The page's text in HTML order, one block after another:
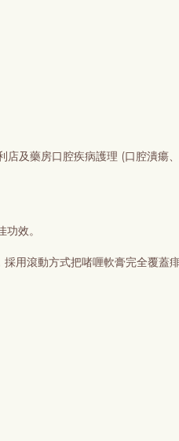
及藥房口腔疾病護理 (口腔潰瘍
效。
用滾動方式把啫喱軟膏完全覆